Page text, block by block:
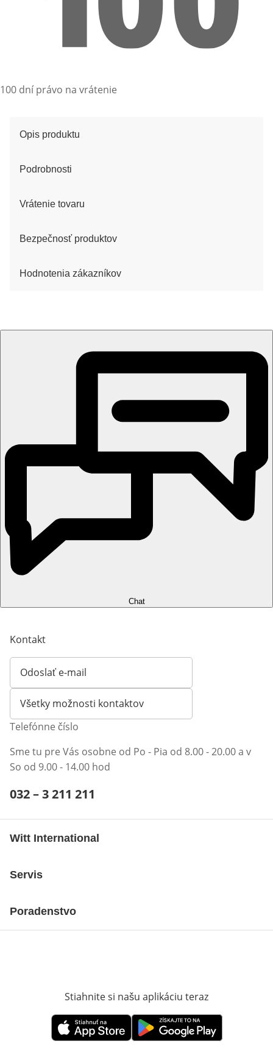
100 dní právo na vrátenie
Opis produktu
Podrobnosti
Vrátenie tovaru
Bezpečnosť produktov
Hodnotenia zákazníkov
Chat
Kontakt
Odoslať e-mail
Otvorí e-mailového klienta
Všetky možnosti kontaktov
Telefónne číslo
Sme tu pre Vás osobne od Po - Pia od 8.00 - 20.00 a v
So od 9.00 - 14.00 hod
Telefónne číslo:
032 – 3 211 211
Witt International
Servis
Poradenstvo
Stiahnite si našu aplikáciu teraz
Otvorí sa vnovom okneOtvorí sa vnovom okne